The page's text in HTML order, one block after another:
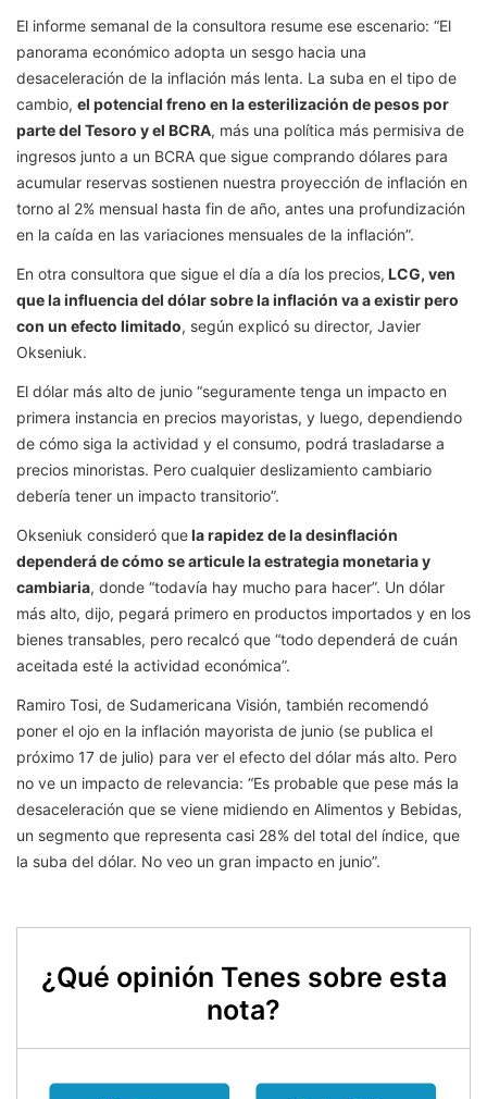
El informe semanal de la consultora resume ese escenario: “El
panorama económico adopta un sesgo hacia una
desaceleración de la inflación más lenta. La suba en el tipo de
cambio, el potencial freno en la esterilización de pesos por
parte del Tesoro y el BCRA, más una política más permisiva de
ingresos junto a un BCRA que sigue comprando dólares para
acumular reservas sostienen nuestra proyección de inflación en
torno al 2% mensual hasta fin de año, antes una profundización
en la caída en las variaciones mensuales de la inflación”.
En otra consultora que sigue el día a día los precios, LCG, ven
que la influencia del dólar sobre la inflación va a existir pero
con un efecto limitado, según explicó su director, Javier
Okseniuk.
El dólar más alto de junio “seguramente tenga un impacto en
primera instancia en precios mayoristas, y luego, dependiendo
de cómo siga la actividad y el consumo, podrá trasladarse a
precios minoristas. Pero cualquier deslizamiento cambiario
debería tener un impacto transitorio”.
Okseniuk consideró quela rapidez de la desinflación
dependerá de cómo se articule la estrategia monetaria y
cambiaria, donde “todavía hay mucho para hacer”. Un dólar
más alto, dijo, pegará primero en productos importados y en los
bienes transables, pero recalcó que “todo dependerá de cuán
aceitada esté la actividad económica”.
Ramiro Tosi, de Sudamericana Visión, también recomendó
poner el ojo en la inflación mayorista de junio (se publica el
próximo 17 de julio) para ver el efecto del dólar más alto. Pero
no ve un impacto de relevancia: “Es probable que pese más la
desaceleración que se viene midiendo en Alimentos y Bebidas,
un segmento que representa casi 28% del total del índice, que
la suba del dólar. No veo un gran impacto en junio”.
¿Qué opinión Tenes sobre esta
nota?